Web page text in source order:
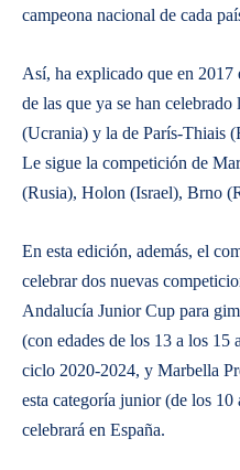
campeona nacional de cada
​Así, ha explicado que en 2017
de las que ya se han
(Ucrania) y la de París-Thiais
Le sigue la competición de
(Rusia), Holon (Israel), Brno
​En esta edición, además, el
celebrar dos nuevas
Andalucía Junior Cup para
(con edades de los 13 a los 15
ciclo 2020-2024, y Marbella
esta categoría junior (de los
celebrará en España.